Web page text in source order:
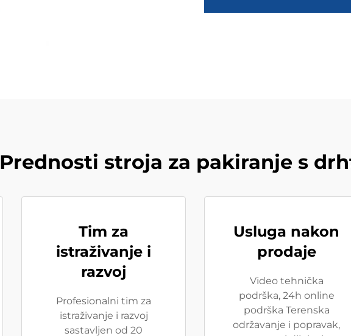
Prednosti stroja za pakiranje s
Tim za
istraživanje i
razvoj
Profesionalni tim za
istraživanje i razvoj
sastavljen od 20
Usluga nakon
prodaje
Video tehnička
podrška, 24h online
podrška Terenska
održavanje i popravak,